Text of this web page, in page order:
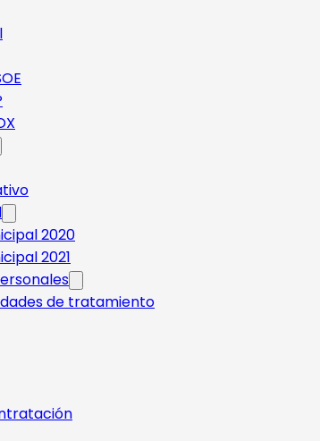
2020
2021
de tratamiento